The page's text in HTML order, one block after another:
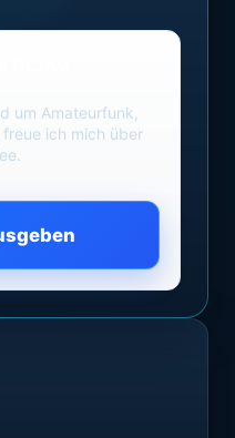
um Amateurfunk,
ich mich über